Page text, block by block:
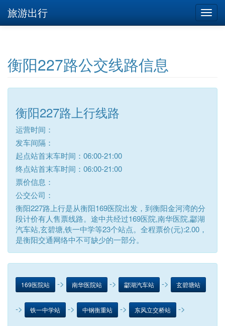
旅游出行
衡阳227路公交线路信息
衡阳227路上行线路
运营时间：
发车间隔：
起点站首末车时间：06:00-21:00
终点站首末车时间：06:00-21:00
票价信息：
公交公司：
衡阳227路上行是从衡阳169医院出发，到衡阳金河湾的分
段计价有人售票线路。途中共经过169医院,南华医院,酃湖
汽车站,玄碧塘,铁一中学等23个站点。全程票价(元):2.00，
是衡阳交通网络中不可缺少的一部分。
169医院站 -> 南华医院站 -> 酃湖汽车站 -> 玄碧塘站
-> 铁一中学站 -> 中钢衡重站 -> 东风立交桥站 ->